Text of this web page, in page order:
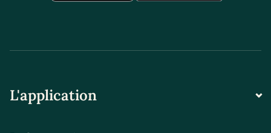
L'application